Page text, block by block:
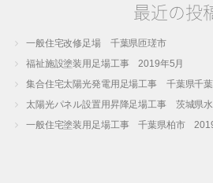
最近の投
一般住宅改修足場 千葉県匝瑳市
福祉施設塗装用足場工事 2019年5月
集合住宅太陽光発電用足場工事 千葉県千
太陽光パネル設置用昇降足場工事 茨城県
一般住宅塗装用足場工事 千葉県柏市